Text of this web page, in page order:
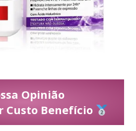
Opinião
Custo Benefício